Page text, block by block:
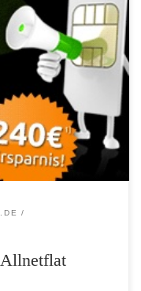
tarife.de Preishammer!
Allnetflat Handytarif
Qualität für nur 9,85
Surfer und Viel-
für Sie Telefonie- und